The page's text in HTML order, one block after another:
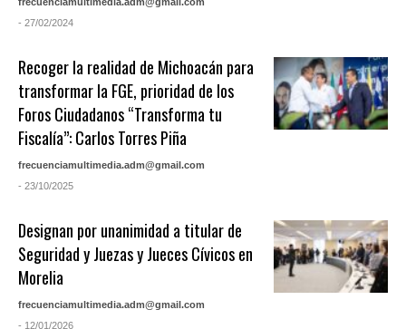
frecuenciamultimedia.adm@gmail.com
- 27/02/2024
Recoger la realidad de Michoacán para
transformar la FGE, prioridad de los
Foros Ciudadanos “Transforma tu
Fiscalía”: Carlos Torres Piña
frecuenciamultimedia.adm@gmail.com
- 23/10/2025
Designan por unanimidad a titular de
Seguridad y Juezas y Jueces Cívicos en
Morelia
frecuenciamultimedia.adm@gmail.com
- 12/01/2026